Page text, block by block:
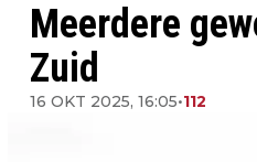
Meerdere
Zuid
16 OKT 2025, 16:05•112